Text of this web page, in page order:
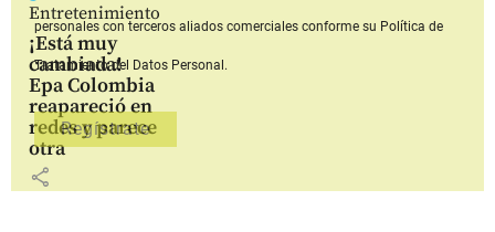
Entretenimiento
¡Está muy
cambiada!
Epa Colombia
reapareció en
redes y parece
otra
share
personales con terceros aliados comerciales conforme su Política de
Tratamiento del Datos Personal.